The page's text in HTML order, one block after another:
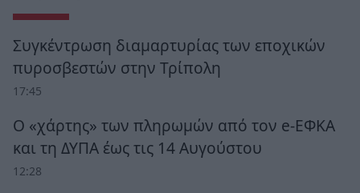
Συγκέντρωση διαμαρτυρίας των εποχικών
πυροσβεστών στην Τρίπολη
17:45
Ο «χάρτης» των πληρωμών από τον e-ΕΦΚΑ
και τη ΔΥΠΑ έως τις 14 Αυγούστου
12:28